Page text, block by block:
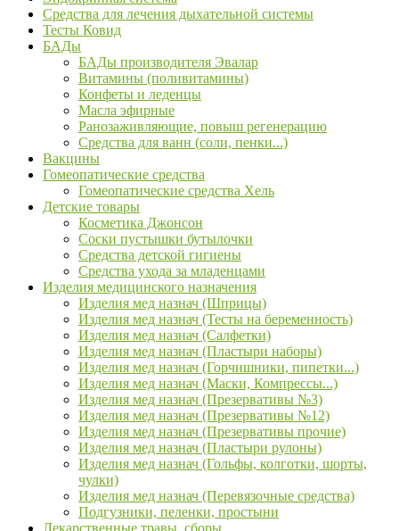
Средства для лечения дыхательной системы
Тесты Ковид
БАДы
БАДы производителя Эвалар
Витамины (поливитамины)
Конфеты и леденцы
Масла эфирные
Ранозаживляющие, повыш регенерацию
Средства для ванн (соли, пенки...)
Вакцины
Гомеопатические средства
Гомеопатические средства Хель
Детские товары
Косметика Джонсон
Соски пустышки бутылочки
Средства детской гигиены
Средства ухода за младенцами
Изделия медицинского назначения
Изделия мед назнач (Шприцы)
Изделия мед назнач (Тесты на беременность)
Изделия мед назнач (Салфетки)
Изделия мед назнач (Пластыри наборы)
Изделия мед назнач (Горчишники, пипетки...)
Изделия мед назнач (Маски, Компрессы...)
Изделия мед назнач (Презервативы №3)
Изделия мед назнач (Презервативы №12)
Изделия мед назнач (Презервативы прочие)
Изделия мед назнач (Пластыри рулоны)
Изделия мед назнач (Гольфы, колготки, шорты,
чулки)
Изделия мед назнач (Перевязочные средства)
Подгузники, пеленки, простыни